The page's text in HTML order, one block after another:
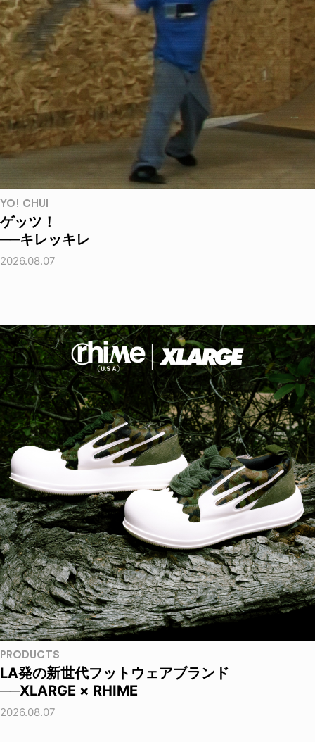
YO! CHUI
ゲッツ！
──キレッキレ
2026.08.07
PRODUCTS
LA発の新世代フットウェアブランド
──XLARGE × RHIME
2026.08.07